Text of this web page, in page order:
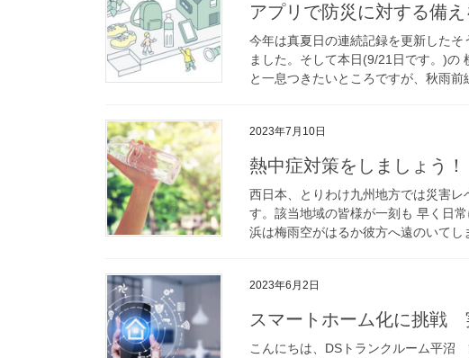
アプリで防災に対する備え
今年は真夏日の連続記録を更新した
ました。そして本日(9/21日です。)の
と一息つきたいところですが、秋雨
2023年7月10日
熱中症対策をしましょう！
西日本、とりわけ九州地方では災害
す。該当地域の皆様が一刻も 早く日
浜は梅雨空がはるか彼方へ遠のいて
2023年6月2日
スマートホーム化に挑戦
こんにちは、DSトランクルーム平沼